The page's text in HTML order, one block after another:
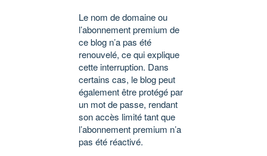
Le nom de domaine ou
l’abonnement premium de
ce blog n’a pas été
renouvelé, ce qui explique
cette interruption. Dans
certains cas, le blog peut
également être protégé par
un mot de passe, rendant
son accès limité tant que
l’abonnement premium n’a
pas été réactivé.